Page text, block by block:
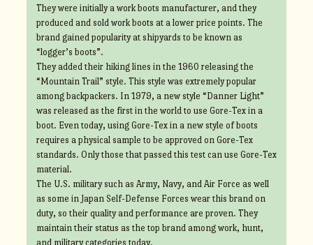
They were initially a work boots manufacturer, and they
produced and sold work boots at a lower price points. The
brand gained popularity at shipyards to be known as
“logger’s boots”.
They added their hiking lines in the 1960 releasing the
“Mountain Trail” style. This style was extremely popular
among backpackers. In 1979, a new style “Danner Light”
was released as the first in the world to use Gore-Tex in a
boot. Even today, using Gore-Tex in a new style of boots
requires a physical sample to be approved on Gore-Tex
standards. Only those that passed this test can use Gore-Tex
material.
The U.S. military such as Army, Navy, and Air Force as well
as some in Japan Self-Defense Forces wear this brand on
duty, so their quality and performance are proven. They
maintain their status as the top brand among work, hunt,
and military categories today.